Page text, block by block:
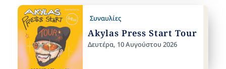
Συναυλίες
Akylas Press Start Tour
Δευτέρα, 10 Αυγούστου 2026